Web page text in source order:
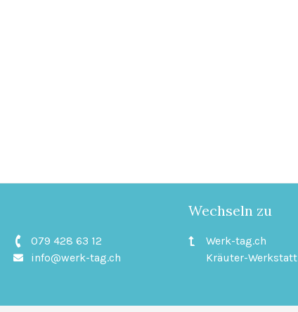
079 428 63 12
info@werk-tag.ch
Wechseln zu
Werk-tag.ch
Kräuter-Werkstatt